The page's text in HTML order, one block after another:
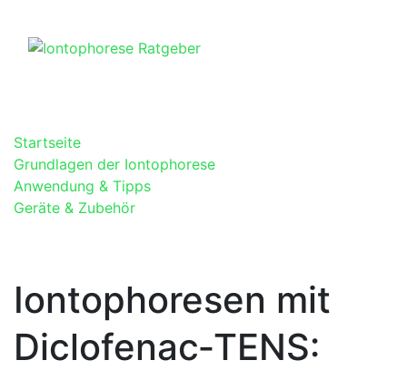
content
Startseite
Grundlagen der Iontophorese
Anwendung & Tipps
Geräte & Zubehör
Iontophoresen mit
Diclofenac‑TENS: